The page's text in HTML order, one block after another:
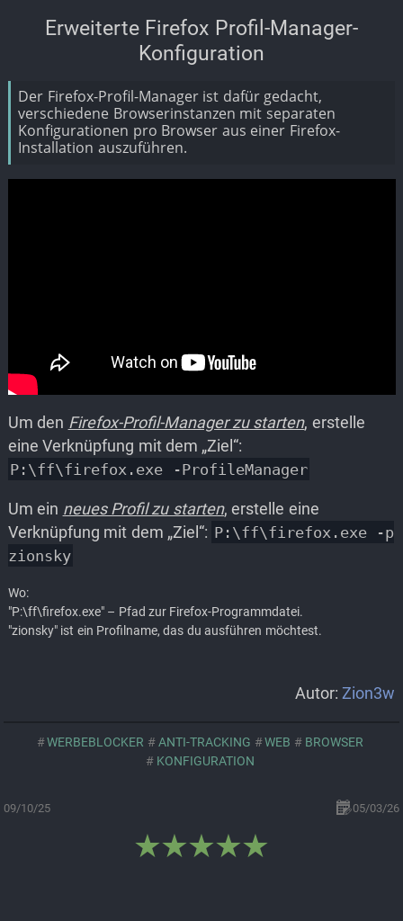
Erweiterte Firefox Profil-Manager-
Konfiguration
Der Firefox-Profil-Manager ist dafür gedacht,
verschiedene Browserinstanzen mit separaten
Konfigurationen pro Browser aus einer Firefox-
Installation auszuführen.
Um den Firefox-Profil-Manager zu starten, erstelle
eine Verknüpfung mit dem „Ziel“:
P:\ff\firefox.exe -ProfileManager
Um ein neues Profil zu starten, erstelle eine
Verknüpfung mit dem „Ziel“: P:\ff\firefox.exe -p
zionsky
Wo:
"P:\ff\firefox.exe" – Pfad zur Firefox-Programmdatei.
"zionsky" ist ein Profilname, das du ausführen möchtest.
Autor:Zion3w
WERBEBLOCKER ANTI-TRACKING WEB
BROWSER
KONFIGURATION
09/10/25 05/03/26